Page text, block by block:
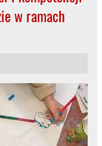
w ramach